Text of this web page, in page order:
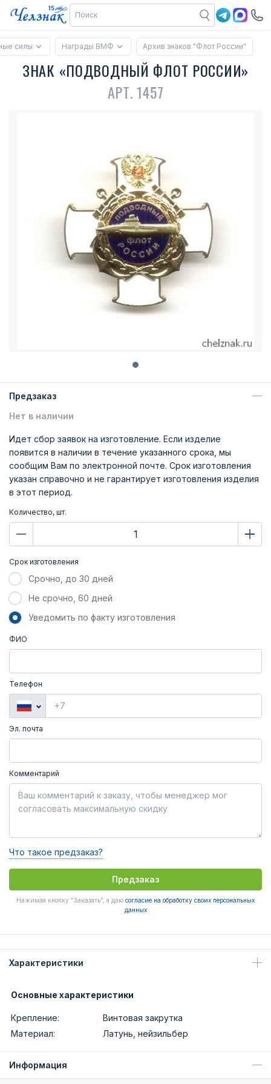
силы Награды ВМФ Архив знаков "Флот России"
ЗНАК «ПОДВОДНЫЙ ФЛОТ РОССИИ»
АРТ. 1457
Предзаказ
Нет в наличии
Идет сбор заявок на изготовление. Если изделие
появится в наличии в течение указанного срока, мы
сообщим Вам по электронной почте. Срок изготовления
указан справочно и не гарантирует изготовления изделия
в этот период.
Количество, шт.
Срок изготовления
Срочно, до 30 дней
Не срочно, 60 дней
Уведомить по факту изготовления
ФИО
Телефон
Эл. почта
Комментарий
Что такое предзаказ?
Предзаказ
Нажимая кнопку "Заказать", я даю согласие на обработку своих персональных
данных
Характеристики
Основные характеристики
Крепление:
Винтовая закрутка
Материал:
Латунь, нейзильбер
Информация